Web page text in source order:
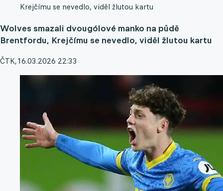
Krejčímu se nevedlo, viděl žlutou kartu
Wolves smazali dvougólové manko na půdě
Brentfordu, Krejčímu se nevedlo, viděl žlutou kartu
ČTK,16.03.2026 22:33